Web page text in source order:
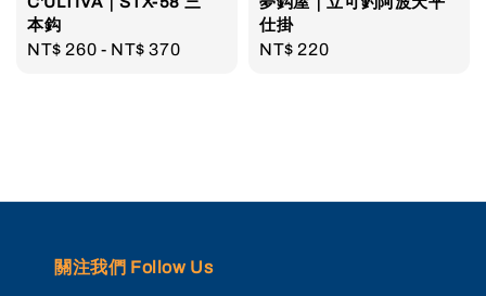
本鈎
Regular
NT$ 260 - NT$ 370
仕掛
Regular
NT$ 220
關注我們 Follow Us